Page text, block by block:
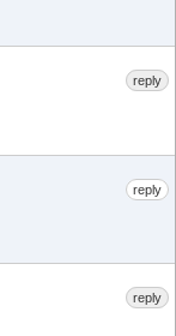
reply
reply
reply